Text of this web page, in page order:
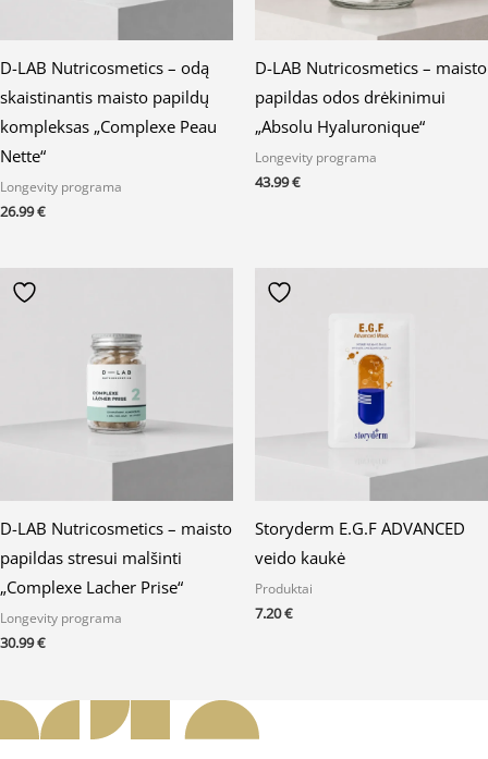
D-LAB Nutricosmetics – odą
skaistinantis maisto papildų
kompleksas „Complexe Peau
Nette“
Longevity programa
26.99€
D-LAB Nutricosmetics – maisto
papildas odos drėkinimui
„Absolu Hyaluronique“
Longevity programa
43.99€
D-LAB Nutricosmetics – maisto
papildas stresui malšinti
„Complexe Lacher Prise“
Longevity programa
30.99€
Storyderm E.G.F ADVANCED
veido kaukė
Produktai
7.20€